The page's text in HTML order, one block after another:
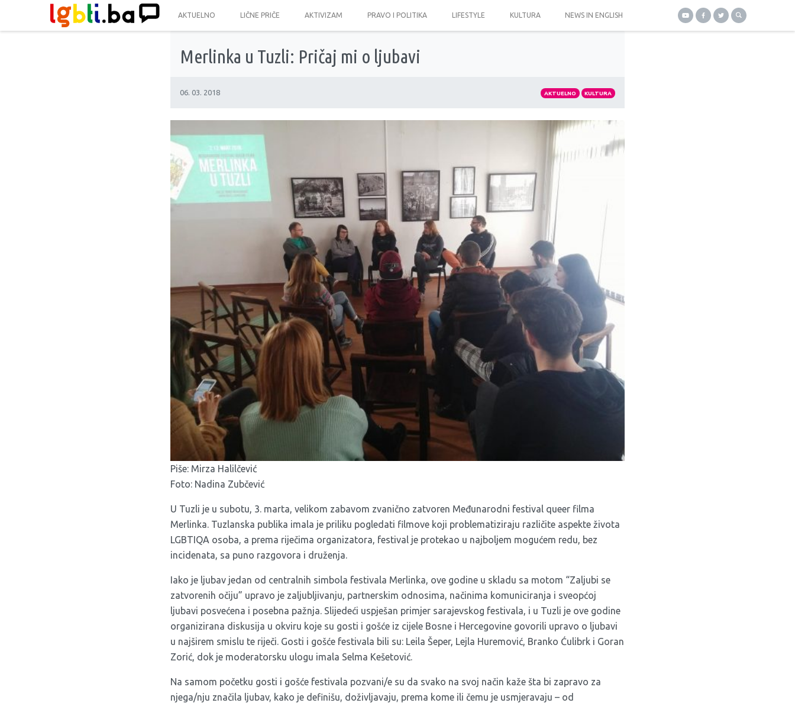
AKTUELNO LIČNE PRIČE AKTIVIZAM PRAVO I POLITIKA LIFESTYLE KULTURA NEWS IN ENGLISH
Merlinka u Tuzli: Pričaj mi o ljubavi
06. 03. 2018 AKTUELNO KULTURA
Piše: Mirza Halilčević
Foto: Nadina Zubčević
U Tuzli je u subotu, 3. marta, velikom zabavom zvanično zatvoren Međunarodni festival queer filma
Merlinka. Tuzlanska publika imala je priliku pogledati filmove koji problematiziraju različite aspekte života
LGBTIQA osoba, a prema riječima organizatora, festival je protekao u najboljem mogućem redu, bez
incidenata, sa puno razgovora i druženja.
Iako je ljubav jedan od centralnih simbola festivala Merlinka, ove godine u skladu sa motom “Zaljubi se
zatvorenih očiju” upravo je zaljubljivanju, partnerskim odnosima, načinima komuniciranja i sveopćoj
ljubavi posvećena i posebna pažnja. Slijedeći uspješan primjer sarajevskog festivala, i u Tuzli je ove godine
organizirana diskusija u okviru koje su gosti i gošće iz cijele Bosne i Hercegovine govorili upravo o ljubavi
u najširem smislu te riječi. Gosti i gošće festivala bili su: Leila Šeper, Lejla Huremović, Branko Ćulibrk i Goran
Zorić, dok je moderatorsku ulogu imala Selma Kešetović.
Na samom početku gosti i gošće festivala pozvani/e su da svako na svoj način kaže šta bi zapravo za
njega/nju značila ljubav, kako je definišu, doživljavaju, prema kome ili čemu je usmjeravaju – od